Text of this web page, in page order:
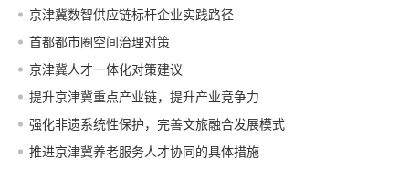
京津冀数智供应链标杆企业实践路径
首都都市圈空间治理对策
京津冀人才一体化对策建议
提升京津冀重点产业链，提升产业竞争力
强化非遗系统性保护，完善文旅融合发展模式
推进京津冀养老服务人才协同的具体措施